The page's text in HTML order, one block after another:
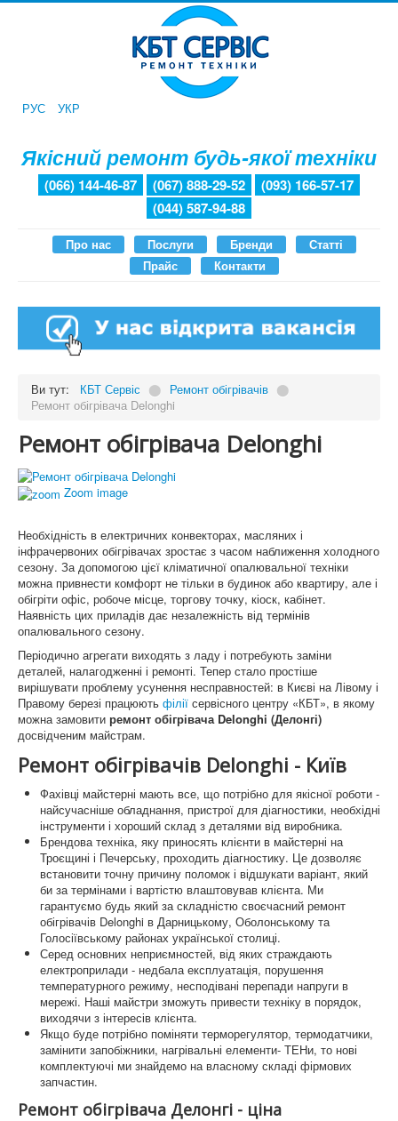
РУС УКР
Якісний ремонт будь-якої техніки
(066) 144-46-87 (067) 888-29-52
(093) 166-57-17
(044) 587-94-88
Про нас Послуги Бренди
Статті
Прайс
Контакти
Ви тут: КБТ Сервіс ⬤ Ремонт обігрівачів ⬤
Ремонт обігрівача Delonghi
Ремонт обігрівача Delonghi
Zoom image
Необхідність в електричних конвекторах, масляних і
інфрачервоних обігрівачах зростає з часом наближення холодного
сезону. За допомогою цієї кліматичної опалювальної техніки
можна привнести комфорт не тільки в будинок або квартиру, але і
обігріти офіс, робоче місце, торгову точку, кіоск, кабінет.
Наявність цих приладів дає незалежність від термінів
опалювального сезону.
Періодично агрегати виходять з ладу і потребують заміни
деталей, налагодженні і ремонті. Тепер стало простіше
вирішувати проблему усунення несправностей: в Києві на Лівому і
Правому березі працюють філії сервісного центру «КБТ», в якому
можна замовити ремонт обігрівача Delonghi (Делонгі)
досвідченим майстрам.
Ремонт обігрівачів Delonghi - Київ
Фахівці майстерні мають все, що потрібно для якісної роботи -
найсучасніше обладнання, пристрої для діагностики, необхідні
інструменти і хороший склад з деталями від виробника.
Брендова техніка, яку приносять клієнти в майстерні на
Троєщині і Печерську, проходить діагностику. Це дозволяє
встановити точну причину поломок і відшукати варіант, який
би за термінами і вартістю влаштовував клієнта. Ми
гарантуємо будь який за складністю своєчасний ремонт
обігрівачів Delonghi в Дарницькому, Оболонському та
Голосіївському районах української столиці.
Серед основних неприємностей, від яких страждають
електроприлади - недбала експлуатація, порушення
температурного режиму, несподівані перепади напруги в
мережі. Наші майстри зможуть привести техніку в порядок,
виходячи з інтересів клієнта.
Якщо буде потрібно поміняти терморегулятор, термодатчики,
замінити запобіжники, нагрівальні елементи- ТЕНи, то нові
комплектуючі ми знайдемо на власному складі фірмових
запчастин.
Ремонт обігрівача Делонгі - ціна